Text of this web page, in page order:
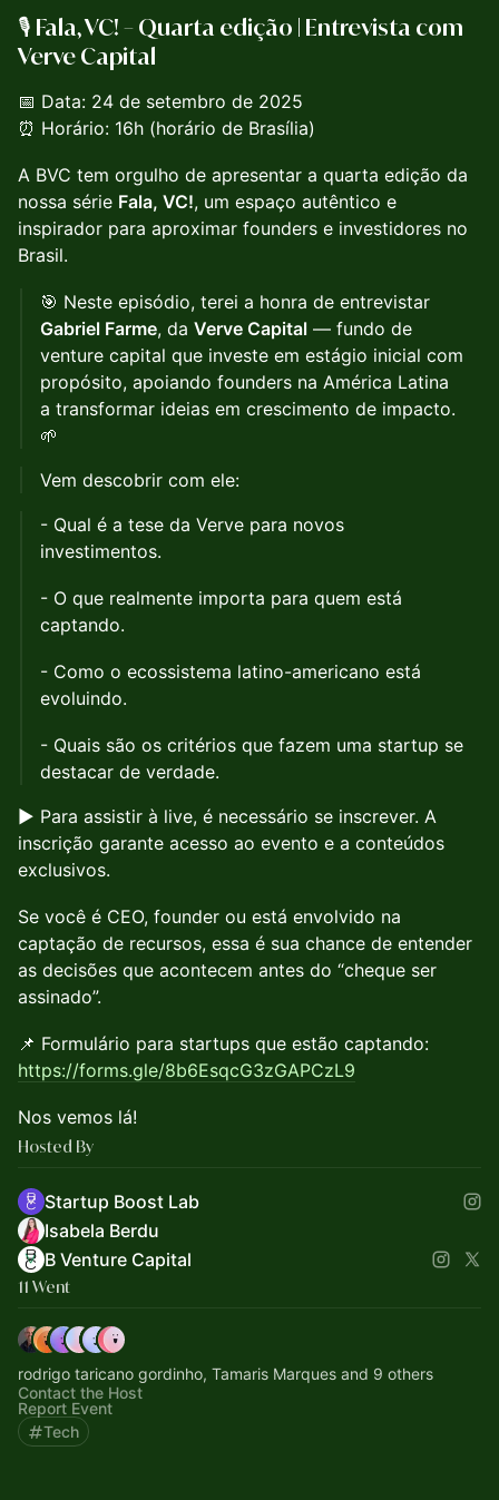
🎙️ Fala, VC! – Quarta edição | Entrevista com
Verve Capital
📅 Data: 24 de setembro de 2025
⏰ Horário: 16h (horário de Brasília)
A BVC tem orgulho de apresentar a quarta edição da
nossa série Fala, VC!, um espaço autêntico e
inspirador para aproximar founders e investidores no
Brasil.
🎯 Neste episódio, terei a honra de entrevistar
Gabriel Farme, da Verve Capital — fundo de
venture capital que investe em estágio inicial com
propósito, apoiando founders na América Latina
a transformar ideias em crescimento de impacto.
🌱
Vem descobrir com ele:
- Qual é a tese da Verve para novos
investimentos.
- O que realmente importa para quem está
captando.
- Como o ecossistema latino-americano está
evoluindo.
- Quais são os critérios que fazem uma startup se
destacar de verdade.
▶️ Para assistir à live, é necessário se inscrever. A
inscrição garante acesso ao evento e a conteúdos
exclusivos.
Se você é CEO, founder ou está envolvido na
captação de recursos, essa é sua chance de entender
as decisões que acontecem antes do “cheque ser
assinado”.
📌 Formulário para startups que estão captando:
https://forms.gle/8b6EsqcG3zGAPCzL9
Nos vemos lá!
Hosted By
Startup Boost Lab
Isabela Berdu
B Venture Capital
11 Went
rodrigo taricano gordinho, Tamaris Marques and 9 others
Contact the Host
Report Event
Tech